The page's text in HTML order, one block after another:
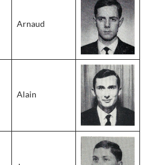
Arnaud
Alain